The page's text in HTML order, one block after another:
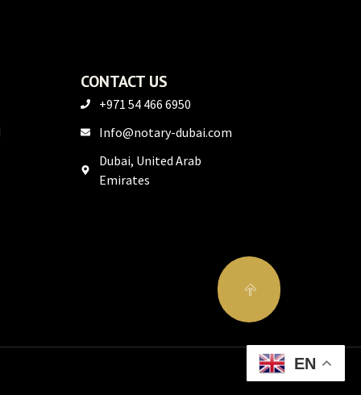
CONTACT US
+971 54 466 6950
Info@notary-dubai.com
Dubai, United Arab
Emirates
EN